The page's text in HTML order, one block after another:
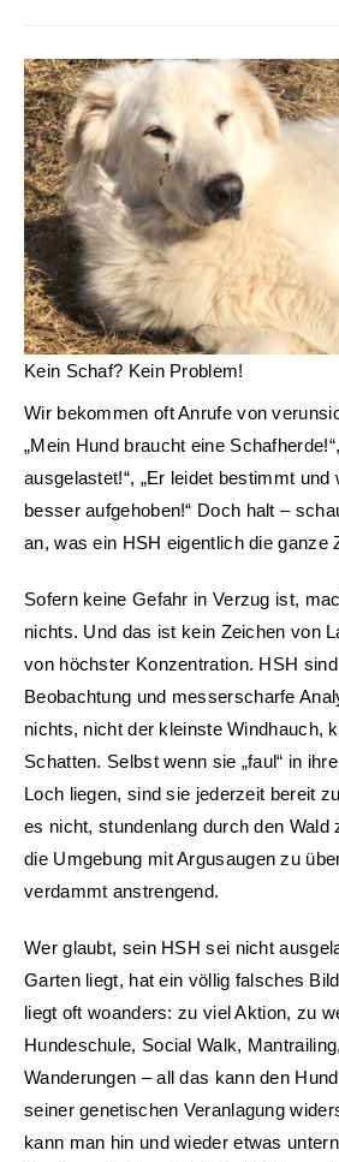
Kein Schaf? Kein Problem!
Wir bekommen oft Anrufe von
„Mein Hund braucht eine
ausgelastet!“, „Er leidet bestimmt und
besser aufgehoben!“ Doch halt –
an, was ein HSH eigentlich die ganze
Sofern keine Gefahr in Verzug ist,
nichts. Und das ist kein Zeichen von
von höchster Konzentration. HSH
Beobachtung und messerscharfe
nichts, nicht der kleinste Windhauch,
Schatten. Selbst wenn sie „faul“ in
Loch liegen, sind sie jederzeit bereit
es nicht, stundenlang durch den Wald
die Umgebung mit Argusaugen zu
verdammt anstrengend.
Wer glaubt, sein HSH sei nicht
Garten liegt, hat ein völlig falsches
liegt oft woanders: zu viel Aktion, zu
Hundeschule, Social Walk,
Wanderungen – all das kann den
seiner genetischen Veranlagung
kann man hin und wieder etwas